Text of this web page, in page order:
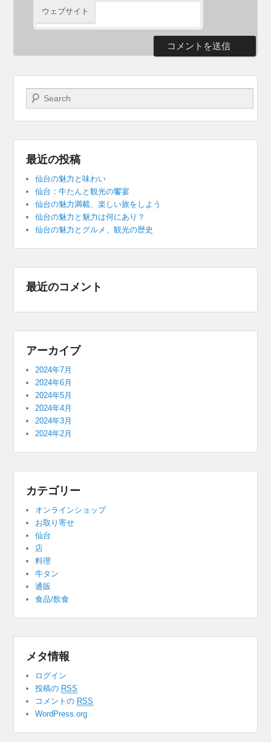
ウェブサイト
検索開始
最近の投稿
仙台の魅力と味わい
仙台：牛たんと観光の饗宴
仙台の魅力満載、楽しい旅をしよう
仙台の魅力と魅力は何にあり？
仙台の魅力とグルメ、観光の歴史
最近のコメント
アーカイブ
2024年7月
2024年6月
2024年5月
2024年4月
2024年3月
2024年2月
カテゴリー
オンラインショップ
お取り寄せ
仙台
店
料理
牛タン
通販
食品/飲食
メタ情報
ログイン
投稿の RSS
コメントの RSS
WordPress.org